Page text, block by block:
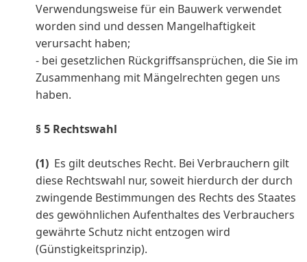
Verwendungsweise für ein Bauwerk verwendet
worden sind und dessen Mangelhaftigkeit
verursacht haben;
- bei gesetzlichen Rückgriffsansprüchen, die Sie im
Zusammenhang mit Mängelrechten gegen uns
haben.
§ 5 Rechtswahl
(1) Es gilt deutsches Recht. Bei Verbrauchern gilt
diese Rechtswahl nur, soweit hierdurch der durch
zwingende Bestimmungen des Rechts des Staates
des gewöhnlichen Aufenthaltes des Verbrauchers
gewährte Schutz nicht entzogen wird
(Günstigkeitsprinzip).